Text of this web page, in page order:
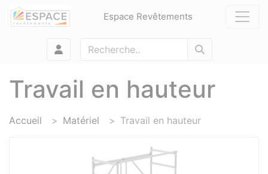
Espace Revêtements
Travail en hauteur
Accueil Matériel Travail en hauteur
Panneau de gestion des cookies